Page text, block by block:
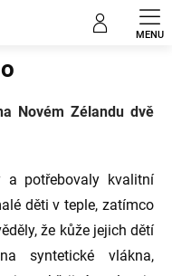
Novém Zélandu dvě
a potřebovaly kvalitní
děti v teple, zatímco
že kůže jejich dětí
syntetické vlákna,